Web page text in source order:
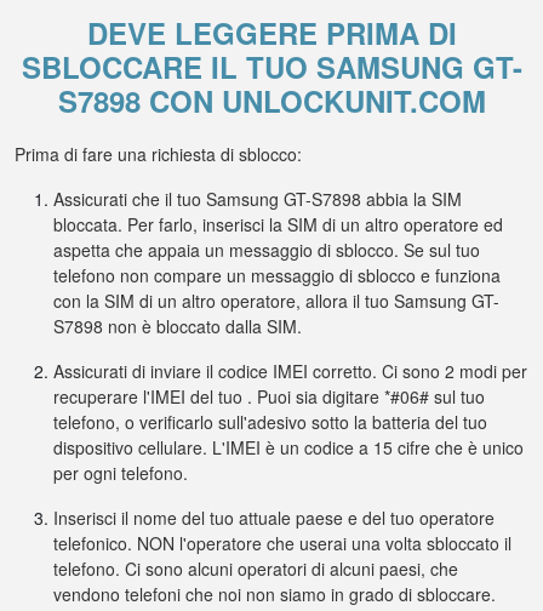
DEVE LEGGERE PRIMA DI
SBLOCCARE IL TUO SAMSUNG GT-
S7898 CON UNLOCKUNIT.COM
Prima di fare una richiesta di sblocco:
Assicurati che il tuo Samsung GT-S7898 abbia la SIM
bloccata. Per farlo, inserisci la SIM di un altro operatore ed
aspetta che appaia un messaggio di sblocco. Se sul tuo
telefono non compare un messaggio di sblocco e funziona
con la SIM di un altro operatore, allora il tuo Samsung GT-
S7898 non è bloccato dalla SIM.
Assicurati di inviare il codice IMEI corretto. Ci sono 2 modi per
recuperare l'IMEI del tuo . Puoi sia digitare *#06# sul tuo
telefono, o verificarlo sull'adesivo sotto la batteria del tuo
dispositivo cellulare. L'IMEI è un codice a 15 cifre che è unico
per ogni telefono.
Inserisci il nome del tuo attuale paese e del tuo operatore
telefonico. NON l'operatore che userai una volta sbloccato il
telefono. Ci sono alcuni operatori di alcuni paesi, che
vendono telefoni che noi non siamo in grado di sbloccare.